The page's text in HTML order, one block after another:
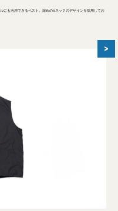
にも活用できるベスト。深めのVネックのデザインを採用してお
>